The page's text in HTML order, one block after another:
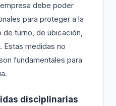
debe poder
para proteger a la
turno, de ubicación,
medidas no
fundamentales para
disciplinarias